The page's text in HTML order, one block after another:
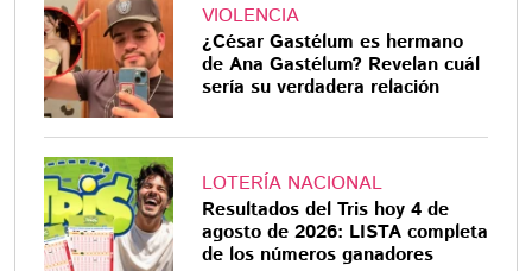
VIOLENCIA
¿César Gastélum es hermano
de Ana Gastélum? Revelan cuál
sería su verdadera relación
LOTERÍA NACIONAL
Resultados del Tris hoy 4 de
agosto de 2026: LISTA completa
de los números ganadores